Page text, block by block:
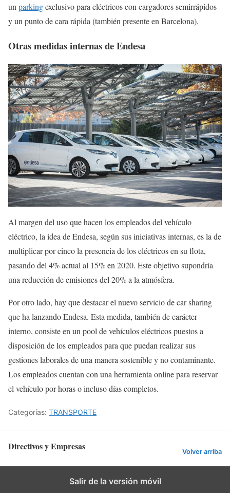
un parkingexclusivo para eléctricos con cargadores semirrápidos
y un punto de cara rápida (también presente en Barcelona).
Otras medidas internas de Endesa
Al margen del uso que hacen los empleados del vehículo
eléctrico, la idea de Endesa, según sus iniciativas internas, es la de
multiplicar por cinco la presencia de los eléctricos en su flota,
pasando del 4% actual al 15% en 2020. Este objetivo supondría
una reducción de emisiones del 20% a la atmósfera.
Por otro lado, hay que destacar el nuevo servicio de car sharing
que ha lanzando Endesa. Esta medida, también de carácter
interno, consiste en un pool de vehículos eléctricos puestos a
disposición de los empleados para que puedan realizar sus
gestiones laborales de una manera sostenible y no contaminante.
Los empleados cuentan con una herramienta online para reservar
el vehículo por horas o incluso días completos.
Categorías: TRANSPORTE
Directivos y Empresas Volver arriba
Salir de la versión móvil